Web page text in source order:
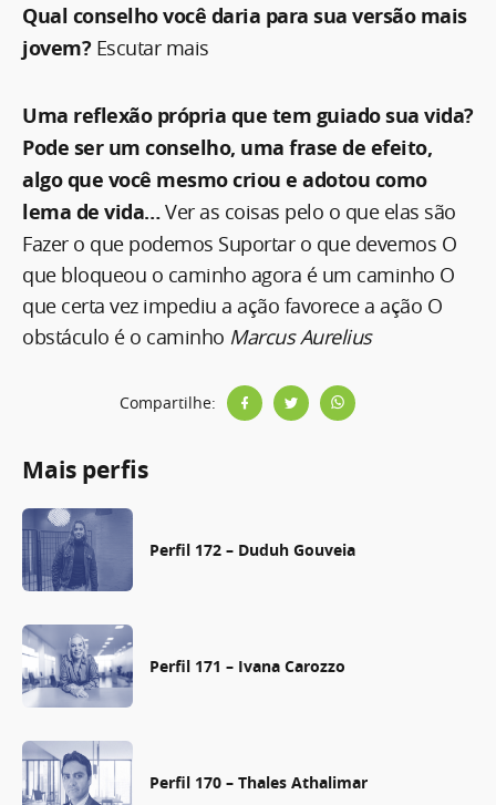
Qual conselho você daria para sua versão mais
jovem?Escutar mais
Uma reflexão própria que tem guiado sua vida?
Pode ser um conselho, uma frase de efeito,
algo que você mesmo criou e adotou como
lema de vida…Ver as coisas pelo o que elas são
Fazer o que podemos Suportar o que devemos O
que bloqueou o caminho agora é um caminho O
que certa vez impediu a ação favorece a ação O
obstáculo é o caminho Marcus Aurelius
Compartilhe:
Mais perfis
Perfil 172 – Duduh Gouveia
Perfil 171 – Ivana Carozzo
Perfil 170 – Thales Athalimar